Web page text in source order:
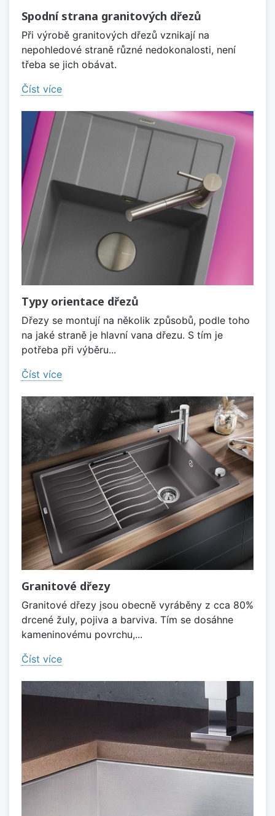
Spodní strana granitových dřezů
Při výrobě granitových dřezů vznikají na
nepohledové straně různé nedokonalosti, není
třeba se jich obávat.
Číst více
Typy orientace dřezů
Dřezy se montují na několik způsobů, podle toho
na jaké straně je hlavní vana dřezu. S tím je
potřeba při výběru...
Číst více
Granitové dřezy
Granitové dřezy jsou obecně vyráběny z cca 80%
drcené žuly, pojiva a barviva. Tím se dosáhne
kameninovému povrchu,...
Číst více